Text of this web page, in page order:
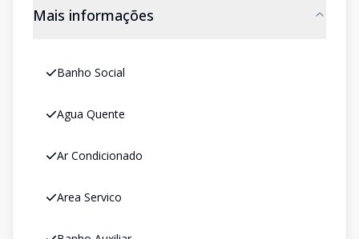
Mais informações
Banho Social
Agua Quente
Ar Condicionado
Area Servico